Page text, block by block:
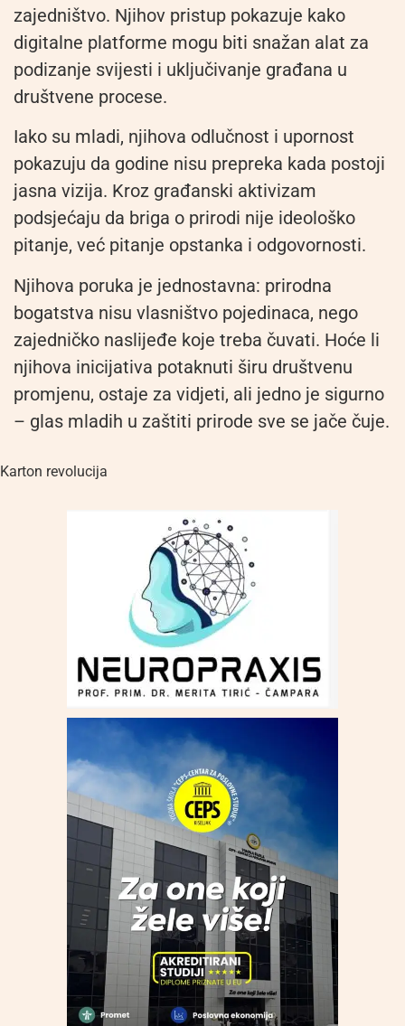
zajedništvo. Njihov pristup pokazuje kako
digitalne platforme mogu biti snažan alat za
podizanje svijesti i uključivanje građana u
društvene procese.
Iako su mladi, njihova odlučnost i upornost
pokazuju da godine nisu prepreka kada postoji
jasna vizija. Kroz građanski aktivizam
podsjećaju da briga o prirodi nije ideološko
pitanje, već pitanje opstanka i odgovornosti.
Njihova poruka je jednostavna: prirodna
bogatstva nisu vlasništvo pojedinaca, nego
zajedničko naslijeđe koje treba čuvati. Hoće li
njihova inicijativa potaknuti širu društvenu
promjenu, ostaje za vidjeti, ali jedno je sigurno
– glas mladih u zaštiti prirode sve se jače čuje.
Karton revolucija